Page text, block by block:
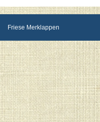
Friese Merklappen